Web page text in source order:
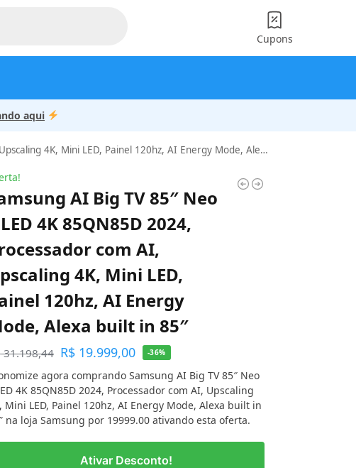
Cupons
aqui
4K, Mini LED, Painel 120hz, AI Energy Mode, Alexa built in 85″
AI Big TV 85″ Neo
4K 85QN85D 2024,
com AI,
4K, Mini LED,
120hz, AI Energy
Alexa built in 85″
31.198,44 R$ 19.999,00 -36%
agora comprando Samsung AI Big TV 85″ Neo
4K 85QN85D 2024, Processador com AI, Upscaling
Mini LED, Painel 120hz, AI Energy Mode, Alexa built in
na loja Samsung por 19999.00 ativando esta oferta.
Ativar Desconto!